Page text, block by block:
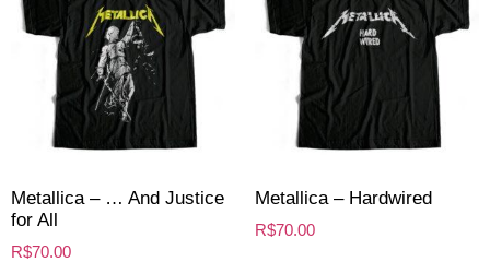
Metallica – … And Justice
for All
R$70.00
Metallica – Hardwired
R$70.00